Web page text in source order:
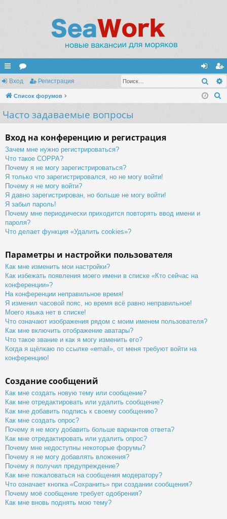
с
ы
лк
ор
ум
ы
хо
д
ег
ис
Вход Регистрация
Список форумов
Часто задаваемые вопросы
Вход на конференцию и регистрация
Зачем мне нужно регистрироваться?
Что такое COPPA?
Почему я не могу зарегистрироваться?
Я только что зарегистрировался, но не могу войти!
Почему я не могу войти?
Я давно зарегистрирован, но больше не могу войти!
Я забыл пароль!
Почему мне периодически приходится повторять ввод имени и
пароля?
Что делает функция «Удалить cookies»?
Параметры и настройки пользователя
Как мне изменить мои настройки?
Как избежать появления моего имени в списке «Кто сейчас на
конференции»?
На конференции неправильное время!
Я изменил часовой пояс, но время всё равно неправильное!
Моего языка нет в списке!
Что означают изображения рядом с моим именем пользователя?
Как мне включить отображение аватары?
Что такое звание и как я могу изменить его?
Когда я щёлкаю по ссылке «email», от меня требуют войти на
конференцию!
Создание сообщений
Как мне создать новую тему или сообщение?
Как мне отредактировать или удалить сообщение?
Как мне добавить подпись к своему сообщению?
Как мне создать опрос?
Почему я не могу добавить больше вариантов ответа?
Как мне отредактировать или удалить опрос?
Почему мне недоступны некоторые форумы?
Почему я не могу добавлять вложения?
Почему я получил предупреждение?
Как мне пожаловаться на сообщения модератору?
Что означает кнопка «Сохранить» при создании сообщения?
Почему моё сообщение требует одобрения?
Как мне вновь поднять мою тему?